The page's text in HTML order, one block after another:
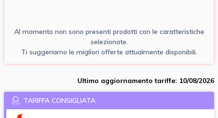
Al momento non sono presenti prodotti con le caratteristiche
selezionate.
Ti suggeriamo le migliori offerte attualmente disponibili.
Ultimo aggiornamento tariffe: 10/08/2026
TARIFFA CONSIGLIATA